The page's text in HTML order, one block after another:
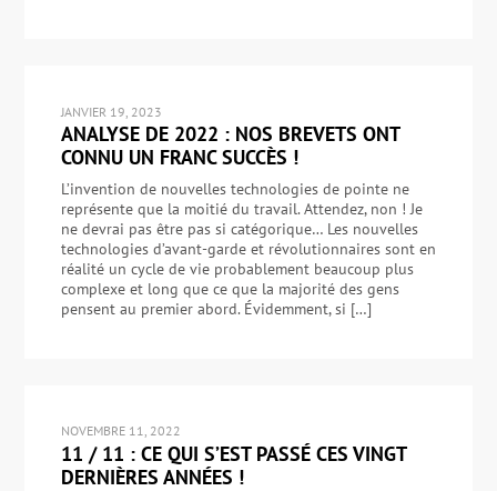
JANVIER 19, 2023
ANALYSE DE 2022 : NOS BREVETS ONT
CONNU UN FRANC SUCCÈS !
L’invention de nouvelles technologies de pointe ne
représente que la moitié du travail. Attendez, non ! Je
ne devrai pas être pas si catégorique… Les nouvelles
technologies d’avant-garde et révolutionnaires sont en
réalité un cycle de vie probablement beaucoup plus
complexe et long que ce que la majorité des gens
pensent au premier abord. Évidemment, si […]
NOVEMBRE 11, 2022
11 / 11 : CE QUI S’EST PASSÉ CES VINGT
DERNIÈRES ANNÉES !